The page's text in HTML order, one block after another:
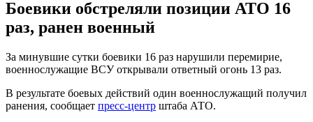
Боевики обстреляли позиции АТО 16
раз, ранен военный
За минувшие сутки боевики 16 раз нарушили перемирие,
военнослужащие ВСУ открывали ответный огонь 13 раз.
В результате боевых действий один военнослужащий получил
ранения, сообщает пресс-центр штаба АТО.